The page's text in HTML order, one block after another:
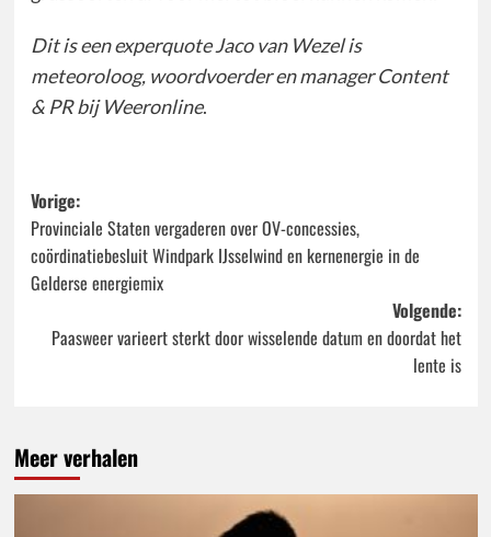
Dit is een experquote Jaco van Wezel is
meteoroloog, woordvoerder en manager Content
& PR bij Weeronline.
Bericht
navigatie
Vorige:
Provinciale Staten vergaderen over OV-concessies,
coördinatiebesluit Windpark IJsselwind en kernenergie in de
Gelderse energiemix
Volgende:
Paasweer varieert sterkt door wisselende datum en doordat het
lente is
Meer verhalen